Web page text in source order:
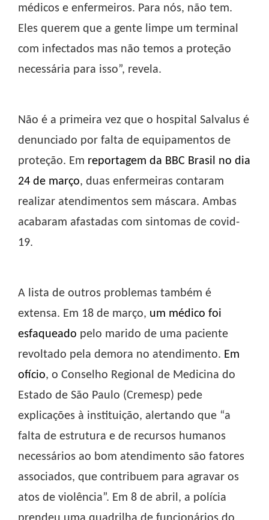
médicos e enfermeiros. Para nós, não tem.
Eles querem que a gente limpe um terminal
com infectados mas não temos a proteção
necessária para isso”, revela.
Não é a primeira vez que o hospital Salvalus é
denunciado por falta de equipamentos de
proteção. Em reportagem da BBC Brasil no dia
24 de março, duas enfermeiras contaram
realizar atendimentos sem máscara. Ambas
acabaram afastadas com sintomas de covid-
19.
A lista de outros problemas também é
extensa. Em 18 de março, um médico foi
esfaqueado pelo marido de uma paciente
revoltado pela demora no atendimento. Em
ofício, o Conselho Regional de Medicina do
Estado de São Paulo (Cremesp) pede
explicações à instituição, alertando que “a
falta de estrutura e de recursos humanos
necessários ao bom atendimento são fatores
associados, que contribuem para agravar os
atos de violência”. Em 8 de abril, a polícia